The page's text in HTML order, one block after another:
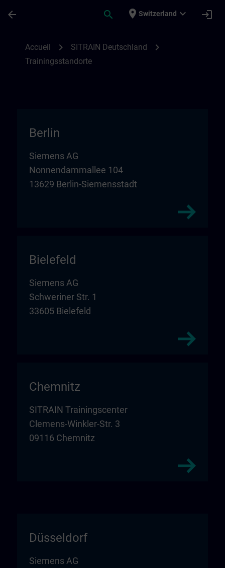
arrow_back search place Switzerland expand_more login
Accueil chevron_right SITRAIN Deutschland chevron_right
Trainingsstandorte
Berlin
Siemens AG
Nonnendammallee 104
13629 Berlin-Siemensstadt
Bielefeld
Siemens AG
Schweriner Str. 1
33605 Bielefeld
Chemnitz
SITRAIN Trainingscenter
Clemens-Winkler-Str. 3
09116 Chemnitz
Düsseldorf
Siemens AG